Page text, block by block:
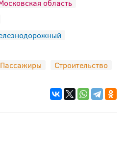
область
Пассажиры
Строительство